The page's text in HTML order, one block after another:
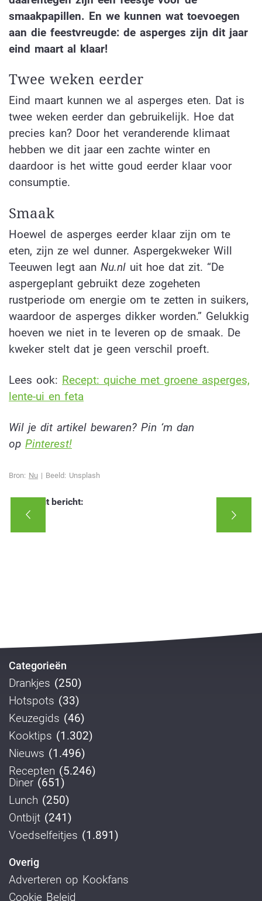
smaakpapillen. En we kunnen wat toevoegen
aan die feestvreugde: de asperges zijn dit jaar
eind maart al klaar!
Twee weken eerder
Eind maart kunnen we al asperges eten. Dat is
twee weken eerder dan gebruikelijk. Hoe dat
precies kan? Door het veranderende klimaat
hebben we dit jaar een zachte winter en
daardoor is het witte goud eerder klaar voor
consumptie.
Smaak
Hoewel de asperges eerder klaar zijn om te
eten, zijn ze wel dunner. Aspergekweker Will
Teeuwen legt aan Nu.nl uit hoe dat zit. “De
aspergeplant gebruikt deze zogeheten
rustperiode om energie om te zetten in suikers,
waardoor de asperges dikker worden.” Gelukkig
hoeven we niet in te leveren op de smaak. De
kweker stelt dat je geen verschil proeft.
Lees ook: Recept: quiche met groene asperges,
lente-ui en feta
Wil je dit artikel bewaren? Pin ‘m dan
op Pinterest!
Bron: Nu | Beeld: Unsplash
Deel dit bericht:
Categorieën
Drankjes (250)
Hotspots (33)
Keuzegids (46)
Kooktips (1.302)
Nieuws (1.496)
Recepten (5.246)
Diner (651)
Lunch (250)
Ontbijt (241)
Voedselfeitjes (1.891)
Overig
Adverteren op Kookfans
Cookie Beleid